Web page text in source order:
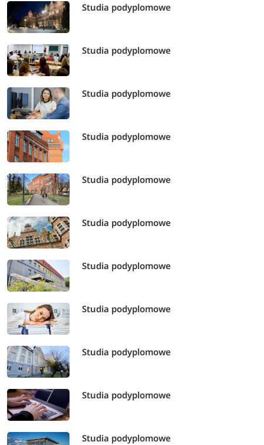
Studia podyplomowe
Studia podyplomowe
Studia podyplomowe
Studia podyplomowe
Studia podyplomowe
Studia podyplomowe
Studia podyplomowe
Studia podyplomowe
Studia podyplomowe
Studia podyplomowe
Studia podyplomowe